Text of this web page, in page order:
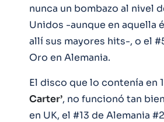
nunca un bombazo al nivel
Unidos -aunque en aquella
allí sus mayores hits-, o el
Oro en Alemania.
El disco que lo contenía en
Carter’, no funcionó tan
en UK, el #13 de Alemania